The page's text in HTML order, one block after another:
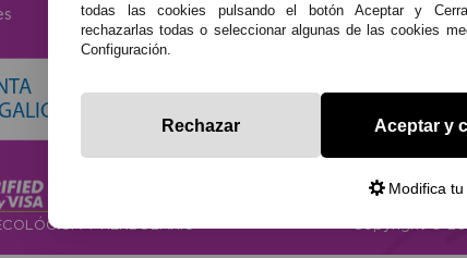
Unión Europea
todas las cookies pulsando el botón Aceptar y
rechazarlas todas o seleccionar algunas de las cookies
Configuración.
Rechazar Aceptar y
Modifica